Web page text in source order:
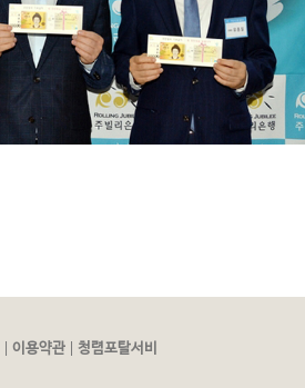
이용약관
청렴포탈서비